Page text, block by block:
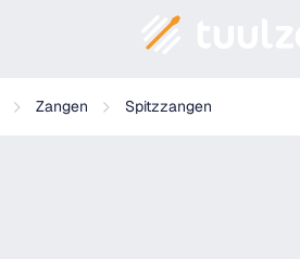
Zangen Spitzzangen